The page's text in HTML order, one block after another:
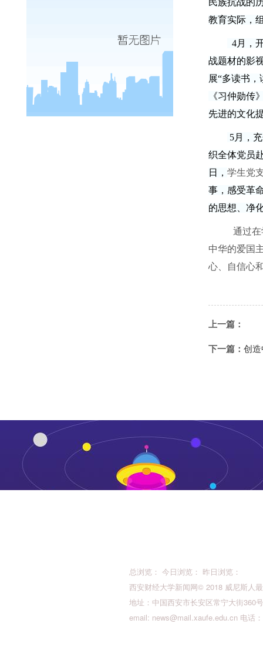
民族抗战的
教育实际，
4月，
战题材的影
展“多读书
《习仲勋传
先进的文化
5月，
织全体党员
日， 学生党
事，感受革
的思想、净
通过在
中华的爱国
心、自信心
上一篇：
下一篇： 创
总浏览： 今日浏览： 昨日浏览：
西安财经大学新闻网© 2018 威尼斯人
地址：中国西安市长安区常宁大街360
email: news@mail.xaufe.edu.cn 电话